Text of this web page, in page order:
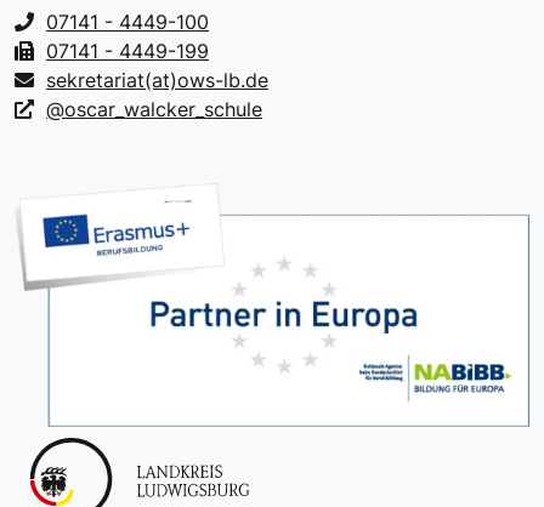
07141 - 4449-100
07141 - 4449-199
sekretariat(at)ows-lb.de
@oscar_walcker_schule